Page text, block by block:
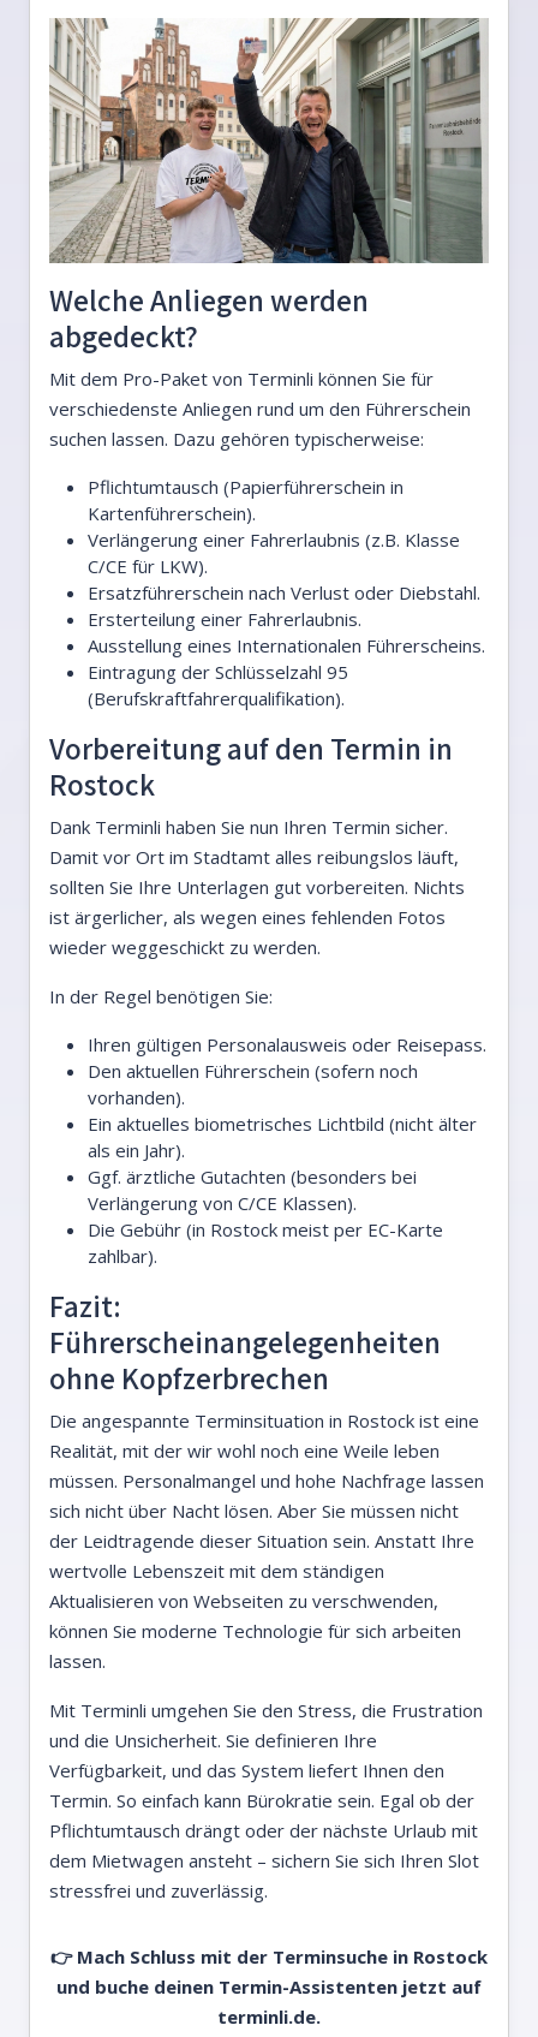
Welche Anliegen werden
abgedeckt?
Mit dem Pro-Paket von Terminli können Sie für
verschiedenste Anliegen rund um den Führerschein
suchen lassen. Dazu gehören typischerweise:
Pflichtumtausch (Papierführerschein in
Kartenführerschein).
Verlängerung einer Fahrerlaubnis (z.B. Klasse
C/CE für LKW).
Ersatzführerschein nach Verlust oder Diebstahl.
Ersterteilung einer Fahrerlaubnis.
Ausstellung eines Internationalen Führerscheins.
Eintragung der Schlüsselzahl 95
(Berufskraftfahrerqualifikation).
Vorbereitung auf den Termin in
Rostock
Dank Terminli haben Sie nun Ihren Termin sicher.
Damit vor Ort im Stadtamt alles reibungslos läuft,
sollten Sie Ihre Unterlagen gut vorbereiten. Nichts
ist ärgerlicher, als wegen eines fehlenden Fotos
wieder weggeschickt zu werden.
In der Regel benötigen Sie:
Ihren gültigen Personalausweis oder Reisepass.
Den aktuellen Führerschein (sofern noch
vorhanden).
Ein aktuelles biometrisches Lichtbild (nicht älter
als ein Jahr).
Ggf. ärztliche Gutachten (besonders bei
Verlängerung von C/CE Klassen).
Die Gebühr (in Rostock meist per EC-Karte
zahlbar).
Fazit:
Führerscheinangelegenheiten
ohne Kopfzerbrechen
Die angespannte Terminsituation in Rostock ist eine
Realität, mit der wir wohl noch eine Weile leben
müssen. Personalmangel und hohe Nachfrage lassen
sich nicht über Nacht lösen. Aber Sie müssen nicht
der Leidtragende dieser Situation sein. Anstatt Ihre
wertvolle Lebenszeit mit dem ständigen
Aktualisieren von Webseiten zu verschwenden,
können Sie moderne Technologie für sich arbeiten
lassen.
Mit Terminli umgehen Sie den Stress, die Frustration
und die Unsicherheit. Sie definieren Ihre
Verfügbarkeit, und das System liefert Ihnen den
Termin. So einfach kann Bürokratie sein. Egal ob der
Pflichtumtausch drängt oder der nächste Urlaub mit
dem Mietwagen ansteht – sichern Sie sich Ihren Slot
stressfrei und zuverlässig.
👉 Mach Schluss mit der Terminsuche in Rostock
und buche deinen Termin-Assistenten jetzt auf
terminli.de.